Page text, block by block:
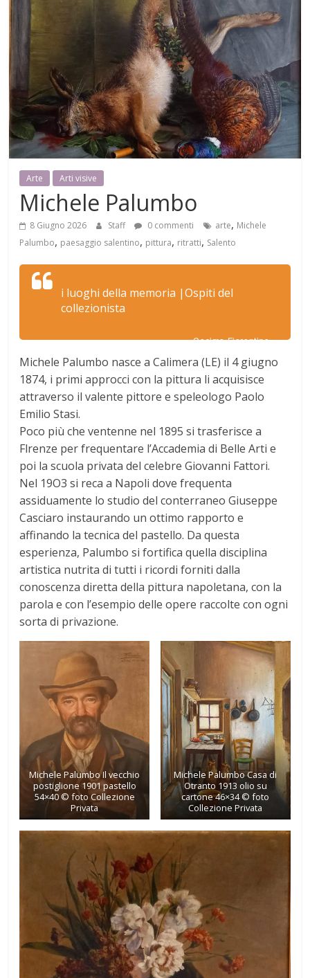
Mensile
di
arte,
cultura,
turismo
curiosità
Arte Arti visive
Michele Palumbo
8 Giugno 2026 Staff 0 commenti arte, Michele
Palumbo, paesaggio salentino, pittura, ritratti, Salento
i luoghi della memoria |Ospiti del
collezionista
Cosimo Fiorentino
Michele Palumbo nasce a Calimera (LE) il 4 giugno
1874, i primi approcci con la pittura li acquisisce
attraverso il valente pittore e speleologo Paolo
Emilio Stasi.
Poco più che ventenne nel 1895 si trasferisce a
Flrenze per frequentare l’Accademia di Belle Arti e
poi la scuola privata del celebre Giovanni Fattori.
Nel 19O3 si reca a Napoli dove frequenta
assiduamente lo studio del conterraneo Giuseppe
Casciaro instaurando un ottimo rapporto e
affinando la tecnica del pastello. Da questa
esperienza, Palumbo si fortifica quella disciplina
artistica nutrita di tutti i ricordi forniti dalla
conoscenza diretta della pittura napoletana, con la
parola e con l’esempio delle opere raccolte con ogni
sorta di privazione.
Michele Palumbo Il vecchio
postiglione 1901 pastello
54×40 © foto Collezione
Privata
Michele Palumbo Casa di
Otranto 1913 olio su
cartone 46×34 © foto
Collezione Privata